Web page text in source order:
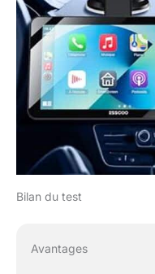
Bilan du test
Avantages